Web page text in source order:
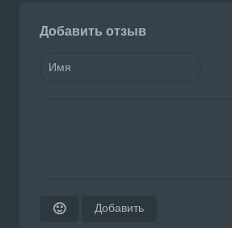
Добавить отзыв
🙂 Добавить